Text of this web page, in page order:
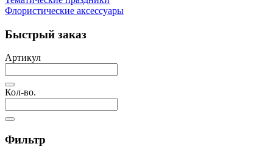
Флористические аксессуары
Быстрый заказ
Артикул
Кол-во.
Фильтр